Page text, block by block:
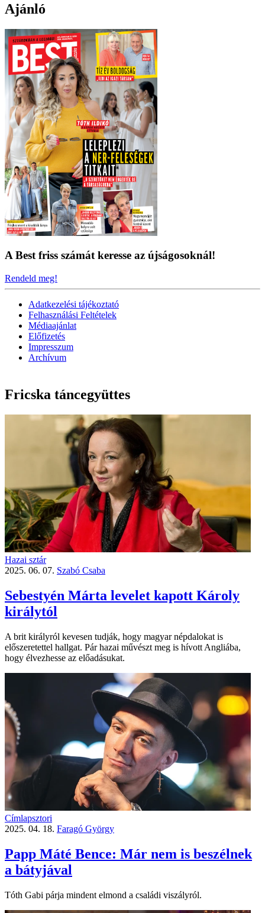
Ajánló
A Best friss számát keresse az újságosoknál!
Rendeld meg!
Adatkezelési tájékoztató
Felhasználási Feltételek
Médiaajánlat
Előfizetés
Impresszum
Archívum
Fricska táncegyüttes
Hazai sztár
2025. 06. 07. Szabó Csaba
Sebestyén Márta levelet kapott Károly
királytól
A brit királyról kevesen tudják, hogy magyar népdalokat is
előszeretettel hallgat. Pár hazai művészt meg is hívott Angliába,
hogy élvezhesse az előadásukat.
Címlapsztori
2025. 04. 18. Faragó György
Papp Máté Bence: Már nem is beszélnek
a bátyjával
Tóth Gabi párja mindent elmond a családi viszályról.